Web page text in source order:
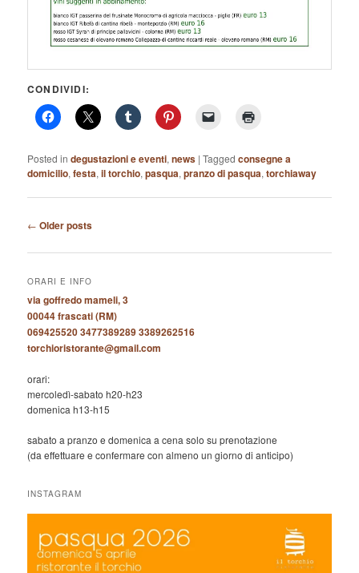
CONDIVIDI:
Posted in degustazioni e eventi,news |Tagged consegne a
domicilio,festa,il torchio,pasqua,pranzo di pasqua,torchiaway
Post
← Older posts
ORARI E INFO
via goffredo mameli, 3
00044 frascati (RM)
069425520 3477389289 3389262516
torchioristorante@gmail.com
orari:
mercoledì-sabato h20-h23
domenica h13-h15
sabato a pranzo e domenica a cena solo su prenotazione
(da effettuare e confermare con almeno un giorno di anticipo)
INSTAGRAM